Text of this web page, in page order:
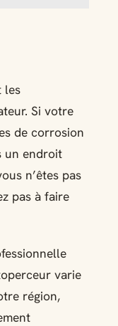
les
Si votre
de corrosion
un endroit
n’êtes pas
pas à faire
varie
région,